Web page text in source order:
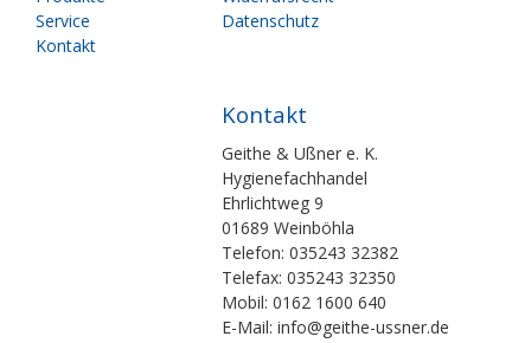
Service
Kontakt
Datenschutz
Kontakt
Geithe & Ußner e. K.
Hygienefachhandel
Ehrlichtweg 9
01689 Weinböhla
Telefon: 035243 32382
Telefax: 035243 32350
Mobil: 0162 1600 640
E-Mail: info@geithe-ussner.de